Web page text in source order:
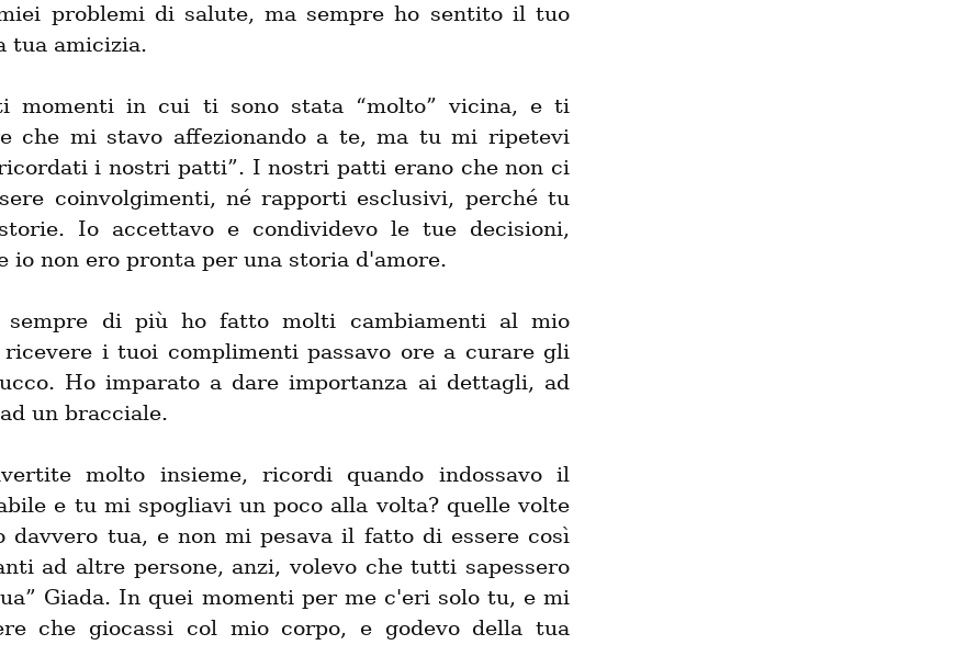
problemi di salute, ma sempre ho sentito il tuo
tua amicizia.
momenti in cui ti sono stata “molto” vicina, e ti
che mi stavo affezionando a te, ma tu mi ripetevi
i nostri patti”. I nostri patti erano che non ci
coinvolgimenti, né rapporti esclusivi, perché tu
Io accettavo e condividevo le tue decisioni,
io non ero pronta per una storia d'amore.
sempre di più ho fatto molti cambiamenti al mio
ricevere i tuoi complimenti passavo ore a curare gli
Ho imparato a dare importanza ai dettagli, ad
un bracciale.
molto insieme, ricordi quando indossavo il
e tu mi spogliavi un poco alla volta? quelle volte
davvero tua, e non mi pesava il fatto di essere così
ad altre persone, anzi, volevo che tutti sapessero
Giada. In quei momenti per me c'eri solo tu, e mi
che giocassi col mio corpo, e godevo della tua